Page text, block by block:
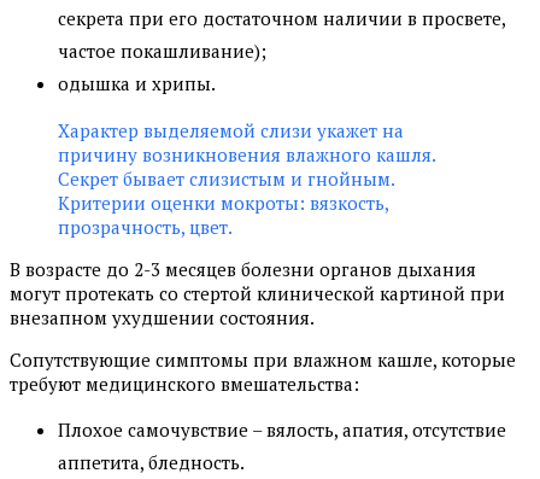
секрета при его достаточном наличии в просвете,
частое покашливание);
одышка и хрипы.
Характер выделяемой слизи укажет на
причину возникновения влажного кашля.
Секрет бывает слизистым и гнойным.
Критерии оценки мокроты: вязкость,
прозрачность, цвет.
В возрасте до 2-3 месяцев болезни органов дыхания
могут протекать со стертой клинической картиной при
внезапном ухудшении состояния.
Сопутствующие симптомы при влажном кашле, которые
требуют медицинского вмешательства:
Плохое самочувствие – вялость, апатия, отсутствие
аппетита, бледность.